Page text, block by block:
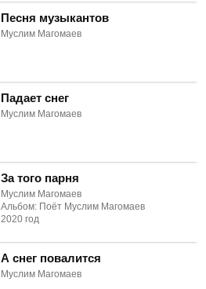
Песня музыкантов
Муслим Магомаев
Падает снег
Муслим Магомаев
За того парня
Муслим Магомаев
Альбом: Поёт Муслим Магомаев
2020 год
А снег повалится
Муслим Магомаев